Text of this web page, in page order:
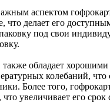
аспектом
что делает его
под свои
также обладает
колебаний,
Более того,
увеличивает его